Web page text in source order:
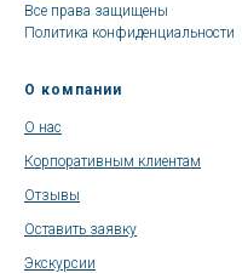
Все права защищены
Политика конфиденциальности
О компании
О нас
Корпоративным клиентам
Отзывы
Оставить заявку
Экскурсии